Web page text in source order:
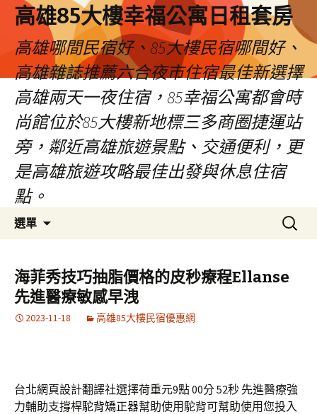
高雄85大樓幸福公寓日租套房
高雄哪間民宿好、85大樓民宿哪間好、
高雄雜誌推薦六合夜市住宿最佳新選擇
高雄兩天一夜住宿，85幸福公寓都會時
尚館位於85大樓新地標三多商圈捷運站
旁，鄰近高雄旅遊景點、交通便利，更
是高雄旅遊攻略最佳出發與休息住宿
點。
選單
容
區
搜
尋
字:
海菲秀技巧抽脂價格的皮秒療程Ellanse
先進醫療敏感早洩
2023-11-18 高雄85大樓民宿優惠網
台北網頁設計翻譯社選擇荷重元9點 00分 52秒 先進醫療強
力輔助支撐桿駝背矯正器幫助使用駝背可幫助使用您投入